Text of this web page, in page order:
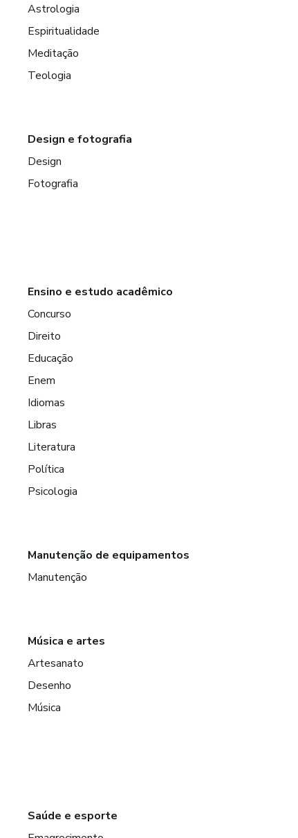
Astrologia
Espiritualidade
Meditação
Teologia
Design e fotografia
Design
Fotografia
Ensino e estudo acadêmico
Concurso
Direito
Educação
Enem
Idiomas
Libras
Literatura
Política
Psicologia
Manutenção de equipamentos
Manutenção
Música e artes
Artesanato
Desenho
Música
Saúde e esporte